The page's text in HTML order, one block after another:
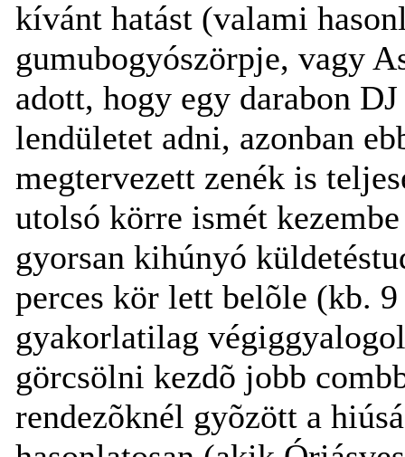
kívánt hatást (valami
gumubogyószörpje, vagy
adott, hogy egy darabon
lendületet adni, azonban
megtervezett zenék is
utolsó körre ismét
gyorsan kihúnyó
perces kör lett belõle (kb.
gyakorlatilag
görcsölni kezdõ jobb
rendezõknél gyõzött a